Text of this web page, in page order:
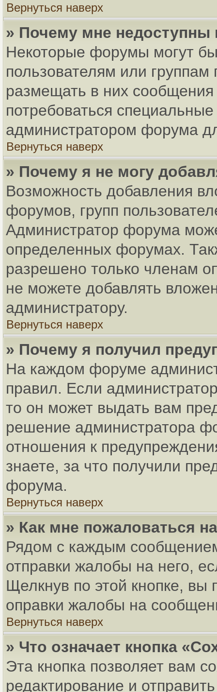
Вернуться наверх
» Почему мне
Некоторые форумы могут
пользователям или
размещать в них
потребоваться
администратором форума
Вернуться наверх
» Почему я не могу
Возможность добавления
форумов, групп
Администратор форума
определенных форумах.
разрешено только членам
не можете добавлять
администратору.
Вернуться наверх
» Почему я получил
На каждом форуме
правил. Если
то он может выдать вам
решение администратора
отношения к
знаете, за что получили
форума.
Вернуться наверх
» Как мне пожаловаться
Рядом с каждым
отправки жалобы на него,
Щелкнув по этой кнопке,
оправки жалобы на
Вернуться наверх
» Что означает кнопка
Эта кнопка позволяет вам
редактирование и